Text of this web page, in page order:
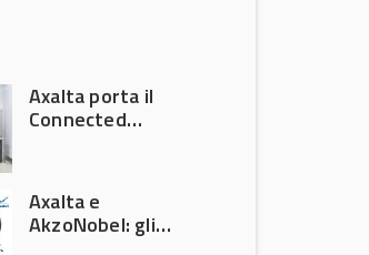
Axalta porta il
Connected
Automechanika
Frankfurt 2026
Axalta e
AkzoNobel: gli